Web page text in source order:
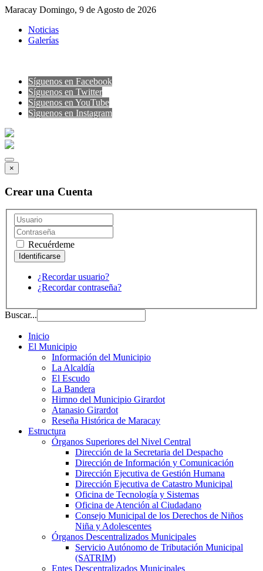
Maracay Domingo, 9 de Agosto de 2026
Noticias
Galerías
Síguenos en Facebook
Síguenos en Twitter
Síguenos en YouTube
Sìguenos en Instagram
×
Crear una Cuenta
Recuérdeme
¿Recordar usuario?
¿Recordar contraseña?
Buscar...
Inicio
El Municipio
Información del Municipio
La Alcaldía
El Escudo
La Bandera
Himno del Municipio Girardot
Atanasio Girardot
Reseña Histórica de Maracay
Estructura
Órganos Superiores del Nivel Central
Dirección de la Secretaria del Despacho
Dirección de Información y Comunicación
Dirección Ejecutiva de Gestión Humana
Dirección Ejecutiva de Catastro Municipal
Oficina de Tecnología y Sistemas
Oficina de Atención al Ciudadano
Consejo Municipal de los Derechos de Niños
Niña y Adolescentes
Órganos Descentralizados Municipales
Servicio Autónomo de Tributación Municipal
(SATRIM)
Entes Descentralizados Municipales